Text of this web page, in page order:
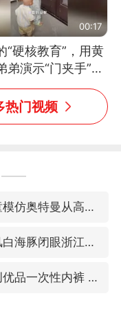
00:17
“硬核教育”，用黄
弟演示“门夹手”，
果然言传不如身
热门视频
男童模仿奥特曼从高处跳下致骨折
台风白海豚闭眼浙江上海处于危险半圆
名创优品一次性内裤 颜面尽失